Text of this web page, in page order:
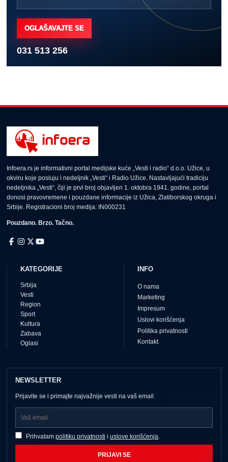
OGLAŠAVAJTE SE
031 513 256
Infoera.rs je informativni portal medijske kuće „Vesti i radio“ d.o.o. Užice, u
okviru koje posluju i nedeljnik „Vesti“ i Radio Užice. Nastavljajući tradiciju
nedeljnika „Vesti“, čiji je prvi broj objavljen 1. oktobra 1941. godine, portal
donosi pravovremene i pouzdane informacije iz Užica, Zlatiborskog okruga i
Srbije. Registracioni broj medija: IN000231
Pouzdano. Brzo. Tačno.
KATEGORIJE
Srbija
Vesti
Region
Sport
Kultura
Zabava
Oglasi
INFO
O nama
Marketing
Impresum
Uslovi korišćenja
Politika privatnosti
Kontakt
NEWSLETTER
Prijavite se i primajte najvažnije vesti na vaš email.
Prihvatam politiku privatnosti i uslove korišćenja.
PRIJAVI SE